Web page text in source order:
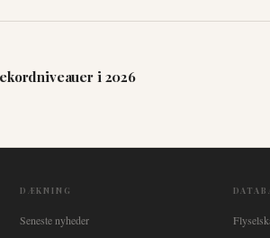
i 2026
DÆKNING
Seneste nyheder